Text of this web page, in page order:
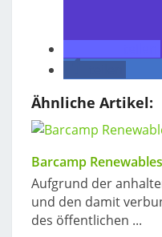
Ähnliche Artikel:
Barcamp
Aufgrund der
und den damit
des öffentlichen ...